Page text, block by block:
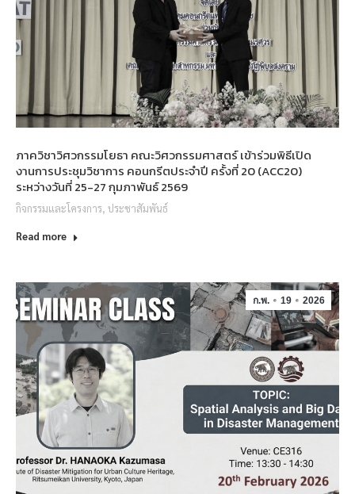
ภาควิชาวิศวกรรมโยธา คณะวิศวกรรมศาสตร์ เข้าร่วมพิธีเปิด
งานการประชุมวิชาการ คอนกรีตประจำปี ครั้งที่ 20 (ACC20)
ระหว่างวันที่ 25-27 กุมภาพันธ์ 2569
กิจกรรมและโครงการ, ประชาสัมพันธ์
Read more
ก.พ. 19 2026